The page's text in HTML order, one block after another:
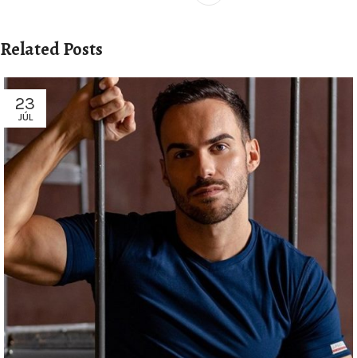
Related Posts
23
JÚL